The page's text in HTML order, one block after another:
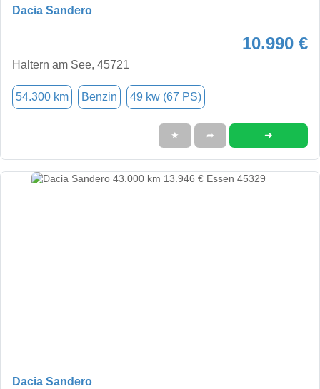
Dacia Sandero
10.990 €
Haltern am See, 45721
54.300 km Benzin 49 kw (67 PS)
★ ➦ ➜
Dacia Sandero